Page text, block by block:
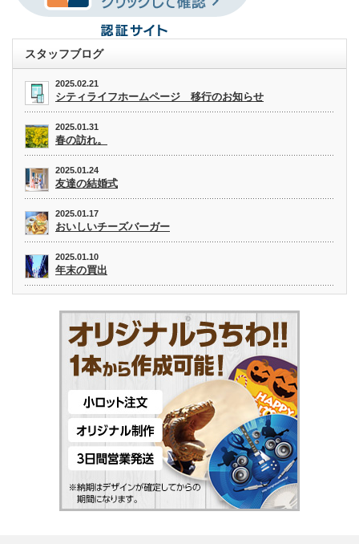
スタッフブログ
2025.02.21
シティライフホームページ 移行のお知らせ
2025.01.31
春の訪れ。
2025.01.24
友達の結婚式
2025.01.17
おいしいチーズバーガー
2025.01.10
年末の買出